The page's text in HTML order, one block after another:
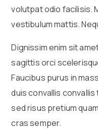
volutpat odio facilisis.
vestibulum mattis.
Dignissim enim sit
sagittis orci
Faucibus purus in
duis convallis
sed risus pretium
cras semper.